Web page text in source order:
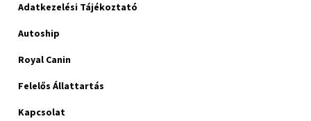
Adatkezelési Tájékoztató
Autoship
Royal Canin
Felelős Állattartás
Kapcsolat